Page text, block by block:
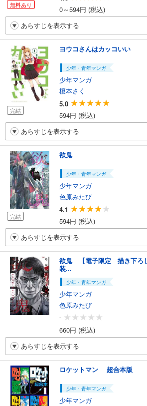
無料あり
0～594円 (税込)
あらすじを表示する
完結
ヨウコさんはカッコいい
少年・青年マンガ
少年マンガ
榎本さく
5.0
594円 (税込)
あらすじを表示する
完結
欲鬼
少年・青年マンガ
少年マンガ
色原みたび
4.1
594円 (税込)
あらすじを表示する
欲鬼 【電子限定 描き下ろ
装...
少年・青年マンガ
少年マンガ
色原みたび
-
660円 (税込)
あらすじを表示する
ロケットマン 超合本版
少年・青年マンガ
少年マンガ